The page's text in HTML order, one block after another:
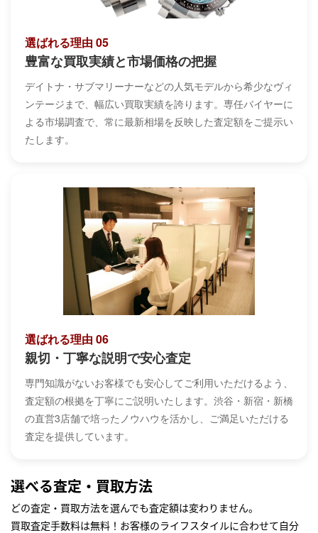
選ばれる理由 05
豊富な買取実績と市場価格の把握
デイトナ・サブマリーナーなどの人気モデルから希少なヴィ
ンテージまで、幅広い買取実績を誇ります。専任バイヤーに
よる市場調査で、常に最新相場を反映した査定額をご提示い
たします。
選ばれる理由 06
親切・丁寧な説明で安心査定
専門知識がないお客様でも安心してご利用いただけるよう、
査定額の根拠を丁寧にご説明いたします。渋谷・新宿・新橋
の直営3店舗で培ったノウハウを活かし、ご満足いただける
査定を提供しています。
選べる査定・買取方法
どの査定・買取方法を選んでも査定額は変わりません。
買取査定手数料は無料！お客様のライフスタイルに合わせて自分